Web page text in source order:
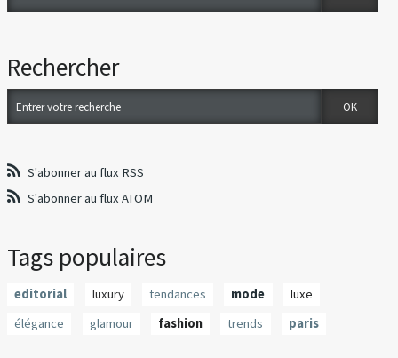
Rechercher
S'abonner au flux RSS
S'abonner au flux ATOM
Tags populaires
editorial luxury tendances mode
luxe
élégance
glamour fashion trends paris